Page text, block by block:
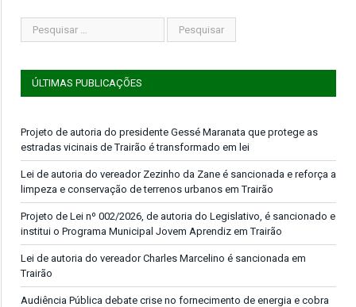
ÚLTIMAS PUBLICAÇÕES
Projeto de autoria do presidente Gessé Maranata que protege as
estradas vicinais de Trairão é transformado em lei
Lei de autoria do vereador Zezinho da Zane é sancionada e reforça a
limpeza e conservação de terrenos urbanos em Trairão
Projeto de Lei nº 002/2026, de autoria do Legislativo, é sancionado e
institui o Programa Municipal Jovem Aprendiz em Trairão
Lei de autoria do vereador Charles Marcelino é sancionada em
Trairão
Audiência Pública debate crise no fornecimento de energia e cobra